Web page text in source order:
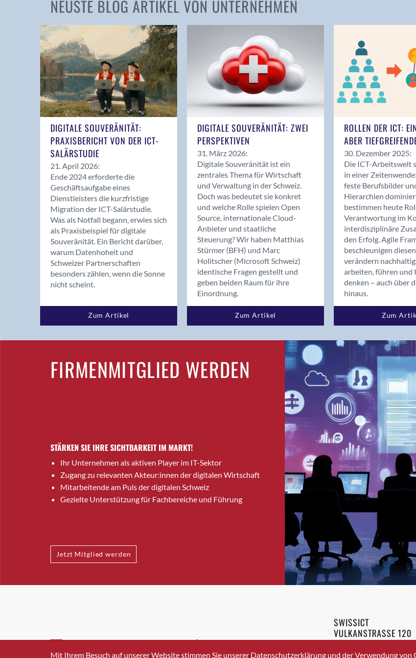
Andelfingen
Balsthal
Balzers
Bassersdorf
Benken (SG)
Bergdietikon
Bern - Liebefeld
Birsfelden
Bolligen
Bonaduz
Bonstetten
Bottighofen
Bremgarten bei Bern
Brig-Glis
Bronschhofen
Brugg
Brugg AG
Burgdorf
Bäretswil
Bülach
Cazis
Crissier
Davos Platz
NEUSTE BLOG ARTIKEL VON UNTERNEHMEN
DIGITALE SOUVERÄNITÄT:
PRAXISBERICHT VON DER ICT-
SALÄRSTUDIE
21. April 2026:
Ende 2024 erforderte die
Geschäftsaufgabe eines
Dienstleisters die kurzfristige
Migration der ICT-Salärstudie.
Was als Notfall begann, erwies sich
als Praxisbeispiel für digitale
Souveränität. Ein Bericht darüber,
warum Datenhoheit und
Schweizer Partnerschaften
besonders zählen, wenn die Sonne
nicht scheint.
Zum Artikel
DIGITALE SOUVERÄNITÄT: ZWEI
PERSPEKTIVEN
31. März 2026:
Digitale Souveränität ist ein
zentrales Thema für Wirtschaft
und Verwaltung in der Schweiz.
Doch was bedeutet sie konkret
und welche Rolle spielen Open
Source, internationale Cloud-
Anbieter und staatliche
Steuerung? Wir haben Matthias
Stürmer (BFH) und Marc
Holitscher (Microsoft Schweiz)
identische Fragen gestellt und
geben beiden Raum für ihre
Einordnung.
Zum Artikel
ROLLEN DER ICT:
ABER
30. Dezember 2025:
Die ICT-Arbeitswelt
in einer
feste Berufsbilder
Hierarchien
bestimmen heute
Verantwortung im
interdisziplinäre
den Erfolg. Agile
beschleunigen
verändern
arbeiten, führen und
denken – auch über
hinaus.
Zum
FIRMENMITGLIED WERDEN
STÄRKEN SIE IHRE SICHTBARKEIT IM MARKT!
Ihr Unternehmen als aktiven Player im IT-Sektor
Zugang zu relevanten Akteur:innen der digitalen Wirtschaft
Mitarbeitende am Puls der digitalen Schweiz
Gezielte Unterstützung für Fachbereiche und Führung
Jetzt Mitglied werden
INFO@SWISSICT.CH +41 43 336 40 20
SWISSICT
VULKANSTRASSE 120
8048 ZURICH
Mit Ihrem Besuch auf unserer Website stimmen Sie unserer Datenschutzerklärung und der Verwendung von